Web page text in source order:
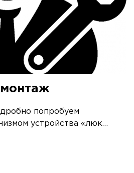
попробуем
устройства «люк